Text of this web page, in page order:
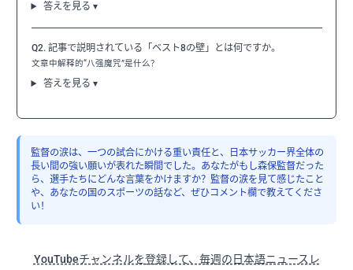
答えを見る ▾
Q2. 記事で説明されている「ベスト8の壁」とは何ですか。
文章中解释的“八强魔咒”是什么？
答えを見る ▾
監督の涙は、一つの試合にかける重い責任と、日本サッカー界全体の
長い間の強い願いが表れた瞬間でした。あなたがもし森保監督だった
ら、選手たちにどんな言葉をかけますか？監督の涙を見て感じたこと
や、あなたの国のスポーツの話など、ぜひコメント欄で教えてくださ
い！
YouTubeチャンネルを登録して、毎週の日本語ニュースレ